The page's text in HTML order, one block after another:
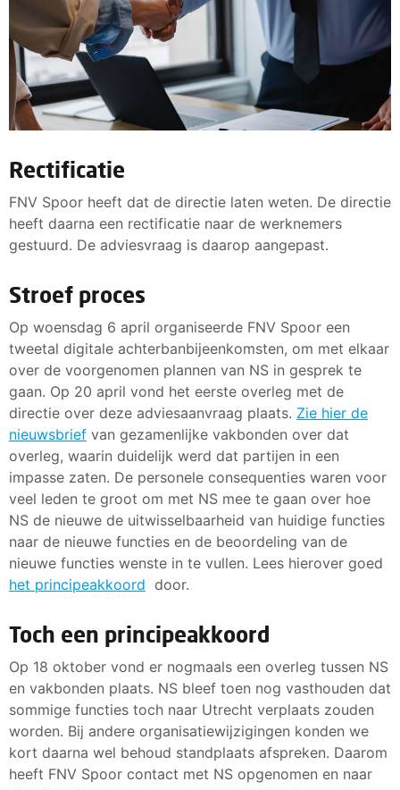
Rectificatie
FNV Spoor heeft dat de directie laten weten. De directie
heeft daarna een rectificatie naar de werknemers
gestuurd. De adviesvraag is daarop aangepast.
Stroef proces
Op woensdag 6 april organiseerde FNV Spoor een
tweetal digitale achterbanbijeenkomsten, om met elkaar
over de voorgenomen plannen van NS in gesprek te
gaan. Op 20 april vond het eerste overleg met de
directie over deze adviesaanvraag plaats. Zie hier de
nieuwsbrief van gezamenlijke vakbonden over dat
overleg, waarin duidelijk werd dat partijen in een
impasse zaten. De personele consequenties waren voor
veel leden te groot om met NS mee te gaan over hoe
NS de nieuwe de uitwisselbaarheid van huidige functies
naar de nieuwe functies en de beoordeling van de
nieuwe functies wenste in te vullen. Lees hierover goed
het principeakkoord door.
Toch een principeakkoord
Op 18 oktober vond er nogmaals een overleg tussen NS
en vakbonden plaats. NS bleef toen nog vasthouden dat
sommige functies toch naar Utrecht verplaats zouden
worden. Bij andere organisatiewijzigingen konden we
kort daarna wel behoud standplaats afspreken. Daarom
heeft FNV Spoor contact met NS opgenomen en naar